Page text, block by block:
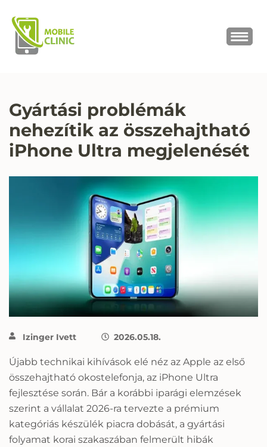
Gyártási problémák
nehezítik az összehajtható
iPhone Ultra megjelenését
Izinger Ivett 2026.05.18.
Újabb technikai kihívások elé néz az Apple az első
összehajtható okostelefonja, az iPhone Ultra
fejlesztése során. Bár a korábbi iparági elemzések
szerint a vállalat 2026-ra tervezte a prémium
kategóriás készülék piacra dobását, a gyártási
folyamat korai szakaszában felmerült hibák